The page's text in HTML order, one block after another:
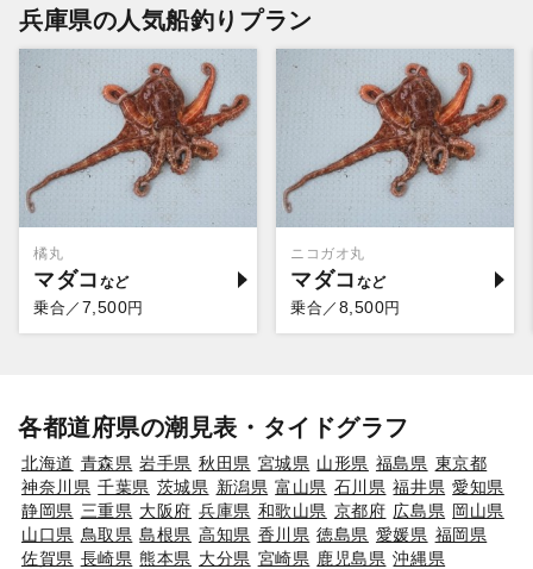
兵庫県の人気船釣りプラン
橘丸
マダコ
乗合／ 7,500円
ニコガオ丸
マダコ
乗合／ 8,500円
各都道府県の潮見表・タイドグラフ
北海道 青森県 岩手県 秋田県 宮城県 山形県 福島県 東京都
神奈川県 千葉県 茨城県 新潟県 富山県 石川県 福井県 愛知県
静岡県 三重県 大阪府 兵庫県 和歌山県 京都府 広島県 岡山県
山口県 鳥取県 島根県 高知県 香川県 徳島県 愛媛県 福岡県
佐賀県 長崎県 熊本県 大分県 宮崎県 鹿児島県 沖縄県